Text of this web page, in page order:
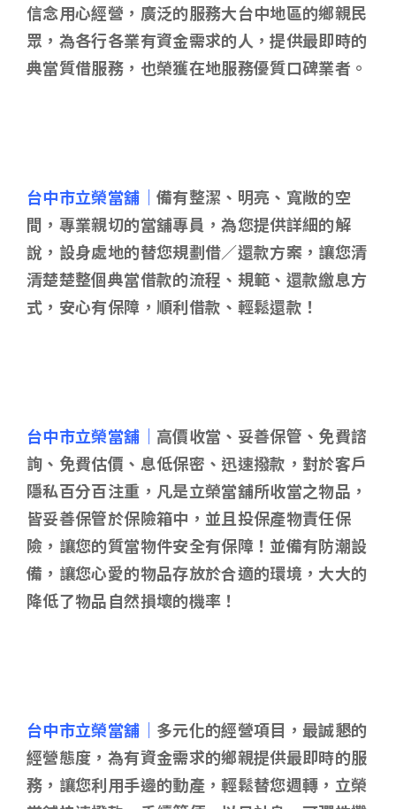
信念用心經營，廣泛的服務大台中地區的鄉親民
眾，為各行各業有資金需求的人，提供最即時的
典當質借服務，也榮獲在地服務優質口碑業者。
台中市立榮當舖｜ 備有整潔、明亮、寬敞的空
間，專業親切的當舖專員，為您提供詳細的解
說，設身處地的替您規劃借／還款方案，讓您清
清楚楚整個典當借款的流程、規範、還款繳息方
式，安心有保障，順利借款、輕鬆還款！
台中市立榮當舖｜ 高價收當、妥善保管、免費諮
詢、免費估價、息低保密、迅速撥款，對於客戶
隱私百分百注重，凡是立榮當舖所收當之物品，
皆妥善保管於保險箱中，並且投保產物責任保
險，讓您的質當物件安全有保障！並備有防潮設
備，讓您心愛的物品存放於合適的環境，大大的
降低了物品自然損壞的機率！
台中市立榮當舖｜ 多元化的經營項目，最誠懇的
經營態度，為有資金需求的鄉親提供最即時的服
務，讓您利用手邊的動產，輕鬆替您週轉，立榮